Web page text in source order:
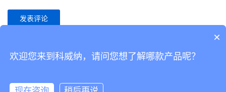
×
欢迎您来到科威纳，请问您想了解哪款产品呢？